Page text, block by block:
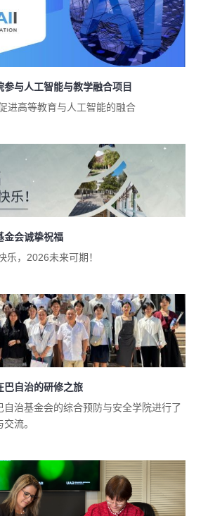
与人工智能与教学融合项目
进高等教育与人工智能的融合
金会诚挚祝福
乐，2026未来可期！
巴自治的研修之旅
自治基金会的综合预防与安全学院进行了
流。